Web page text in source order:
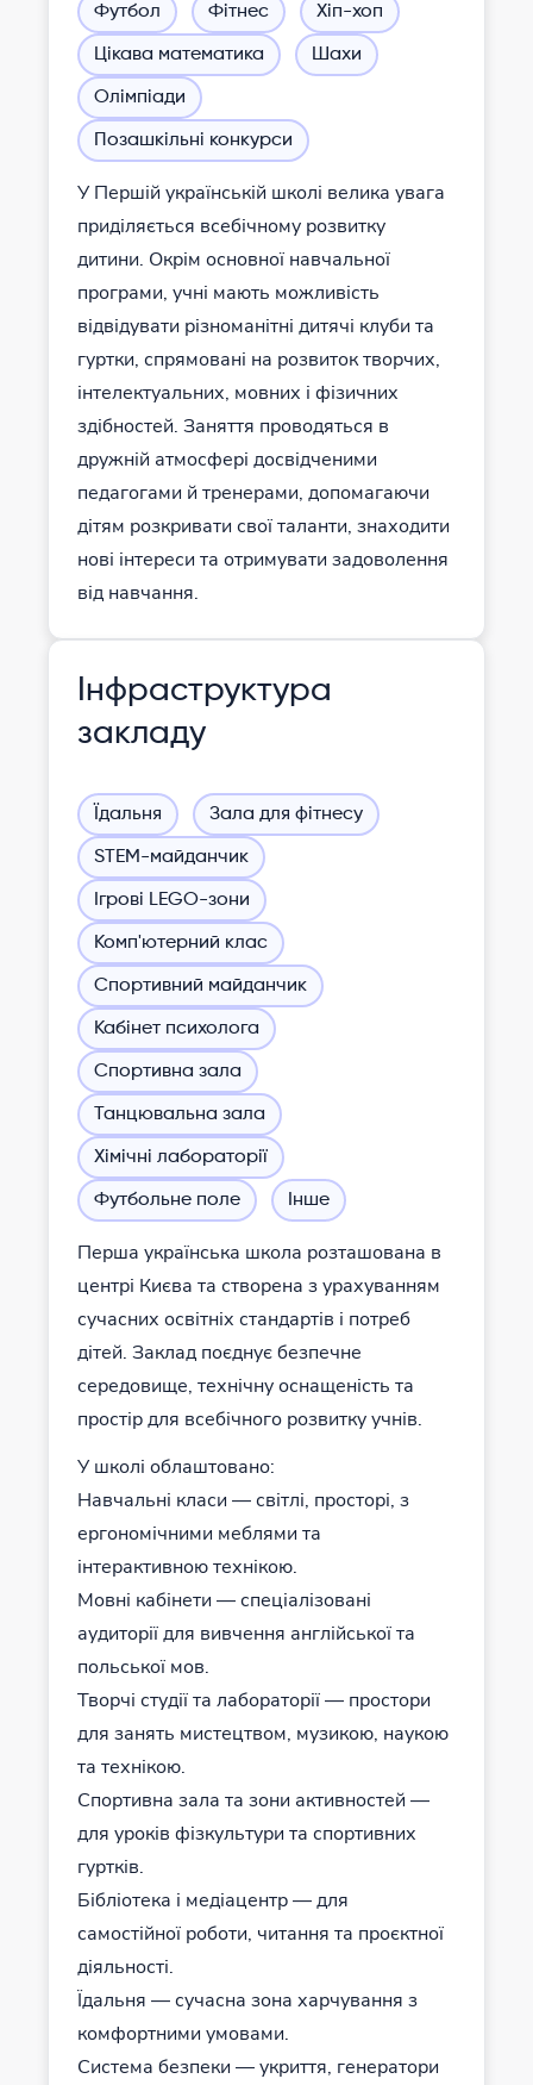
Футбол Фітнес Хіп-хоп
Цікава математика Шахи
Олімпіади
Позашкільні конкурси
У Першій українській школі велика увага
приділяється всебічному розвитку
дитини. Окрім основної навчальної
програми, учні мають можливість
відвідувати різноманітні дитячі клуби та
гуртки, спрямовані на розвиток творчих,
інтелектуальних, мовних і фізичних
здібностей. Заняття проводяться в
дружній атмосфері досвідченими
педагогами й тренерами, допомагаючи
дітям розкривати свої таланти, знаходити
нові інтереси та отримувати задоволення
від навчання.
Інфраструктура
закладу
Їдальня Зала для фітнесу
STEM-майданчик
Ігрові LEGO-зони
Комп'ютерний клас
Спортивний майданчик
Кабінет психолога
Спортивна зала
Танцювальна зала
Хімічні лабораторії
Футбольне поле Інше
Перша українська школа розташована в
центрі Києва та створена з урахуванням
сучасних освітніх стандартів і потреб
дітей. Заклад поєднує безпечне
середовище, технічну оснащеність та
простір для всебічного розвитку учнів.
У школі облаштовано:
Навчальні класи — світлі, просторі, з
ергономічними меблями та
інтерактивною технікою.
Мовні кабінети — спеціалізовані
аудиторії для вивчення англійської та
польської мов.
Творчі студії та лабораторії — простори
для занять мистецтвом, музикою, наукою
та технікою.
Спортивна зала та зони активностей —
для уроків фізкультури та спортивних
гуртків.
Бібліотека і медіацентр — для
самостійної роботи, читання та проєктної
діяльності.
Їдальня — сучасна зона харчування з
комфортними умовами.
Система безпеки — укриття, генератори